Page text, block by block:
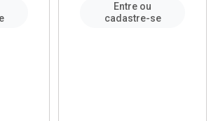
Entre ou
cadastre-se